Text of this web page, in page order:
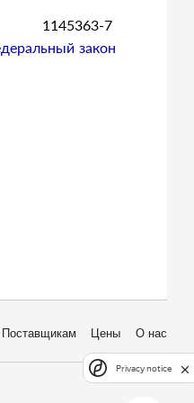
7
закон
Поставщикам Цены О нас
Privacy notice